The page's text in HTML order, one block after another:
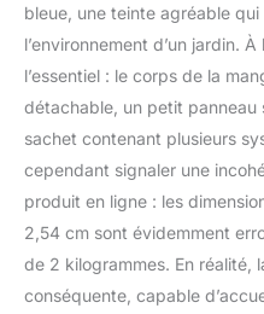
bleue, une teinte agréable
l’environnement d’un jardin.
l’essentiel : le corps de la
détachable, un petit panneau
sachet contenant plusieurs
cependant signaler une
produit en ligne : les
2,54 cm sont évidemment
de 2 kilogrammes. En réalité,
conséquente, capable